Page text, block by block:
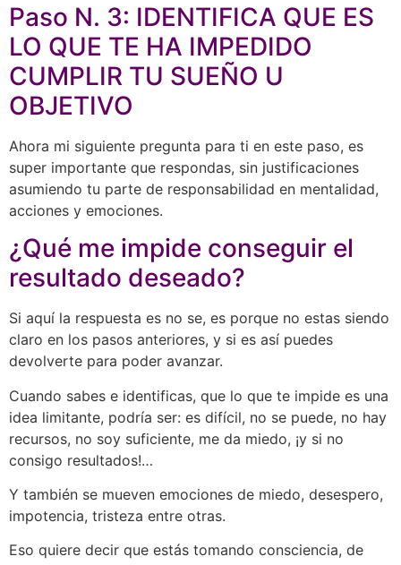
Paso N. 3: IDENTIFICA QUE ES
LO QUE TE HA IMPEDIDO
CUMPLIR TU SUEÑO U
OBJETIVO
Ahora mi siguiente pregunta para ti en este paso, es
super importante que respondas, sin justificaciones
asumiendo tu parte de responsabilidad en mentalidad,
acciones y emociones.
¿Qué me impide conseguir el
resultado deseado?
Si aquí la respuesta es no se, es porque no estas siendo
claro en los pasos anteriores, y si es así puedes
devolverte para poder avanzar.
Cuando sabes e identificas, que lo que te impide es una
idea limitante, podría ser: es difícil, no se puede, no hay
recursos, no soy suficiente, me da miedo, ¡y si no
consigo resultados!…
Y también se mueven emociones de miedo, desespero,
impotencia, tristeza entre otras.
Eso quiere decir que estás tomando consciencia, de